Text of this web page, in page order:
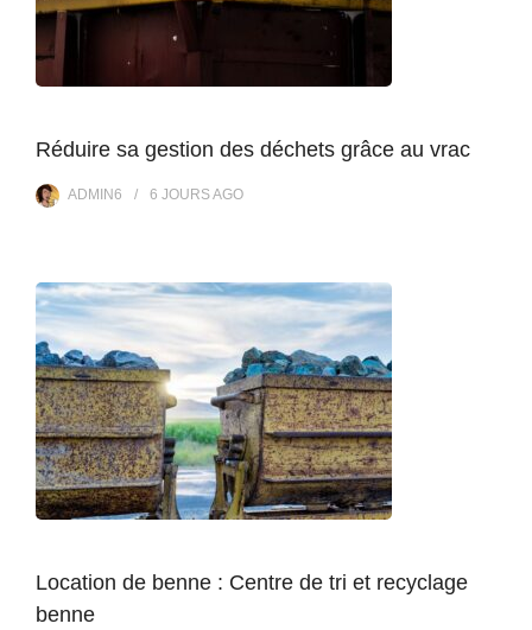
Réduire sa gestion des déchets grâce au vrac
ADMIN6 6 JOURSAGO
Location de benne : Centre de tri et recyclage
benne